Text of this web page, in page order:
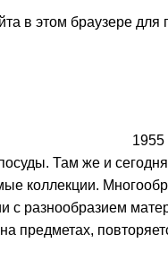
в этом браузере
1955
Там же и
коллекции.
с разнообразием
предметах,